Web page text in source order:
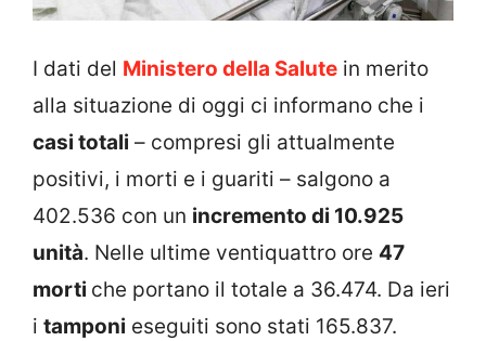
I dati del Ministero della Salute in merito
alla situazione di oggi ci informano che i
casi totali – compresi gli attualmente
positivi, i morti e i guariti – salgono a
402.536 con un incremento di 10.925
unità. Nelle ultime ventiquattro ore 47
morti che portano il totale a 36.474. Da ieri
i tamponi eseguiti sono stati 165.837.